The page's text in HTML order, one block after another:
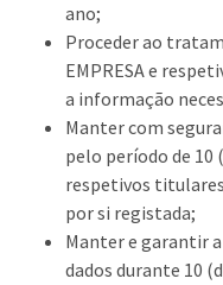
ano;
Proceder ao
EMPRESA e
a informação
Manter com
pelo período de 10
respetivos
por si registada;
Manter e garantir
dados durante 10